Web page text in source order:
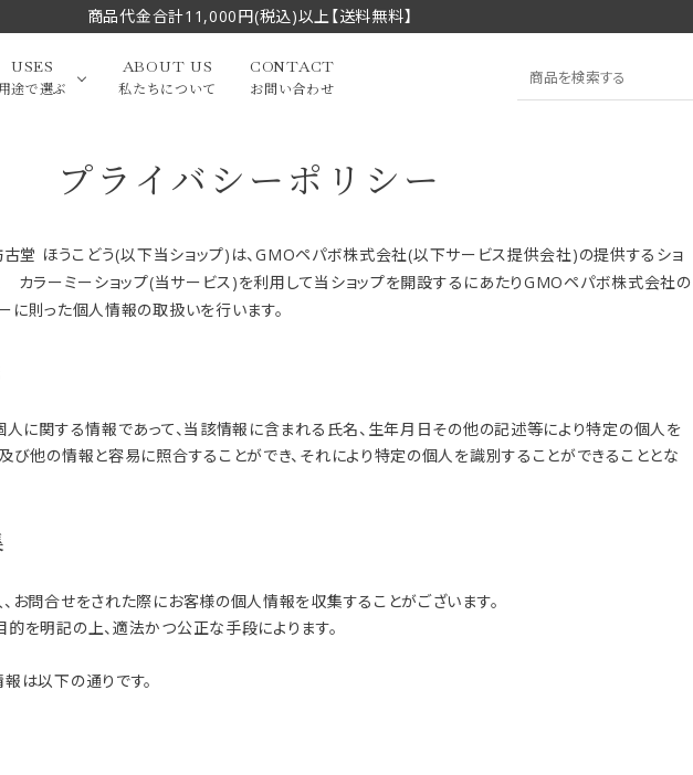
商品代金合計11,000円(税込)以上【送料無料】
） 小筆 特大筆・珍品筆
USES
用途で選ぶ
写経・御朱印 画筆・絵てがみ 前衛
ABOUT US
私たちについて
CONTACT
お問い合わせ
プライバシーポリシー
堂 ほうこどう(以下当ショップ)は、GMOペパボ株式会社(以下サービス提供会社)の提供するショ
カラーミーショップ(当サービス)を利用して当ショップを開設するにあたりGMOペパボ株式会社の
に則った個人情報の取扱いを行います。
人に関する情報であって、当該情報に含まれる氏名、生年月日その他の記述等により特定の個人を
び他の情報と容易に照合することができ、それにより特定の個人を識別することができることとな
お問合せをされた際にお客様の個人情報を収集することがございます。
を明記の上、適法かつ公正な手段によります。
は以下の通りです。